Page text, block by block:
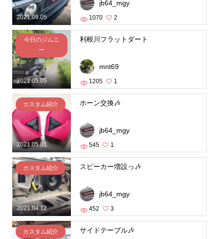
2021.09.05
jb64_mgy
1070 2
2021.05.05
今日のジムニ
ー
利根川フラットダート
mnt69
1205 1
2021.05.01
カスタム紹介 ホーン交換🎶
jb64_mgy
545 1
2021.04.12
カスタム紹介 スピーカー増設っ🎶
jb64_mgy
452 3
カスタム紹介 サイドテーブル🎶